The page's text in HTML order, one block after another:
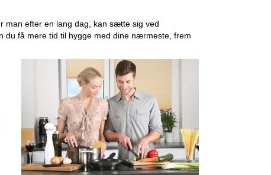
man efter en lang dag, kan sætte sig ved
du få mere tid til hygge med dine nærmeste, frem